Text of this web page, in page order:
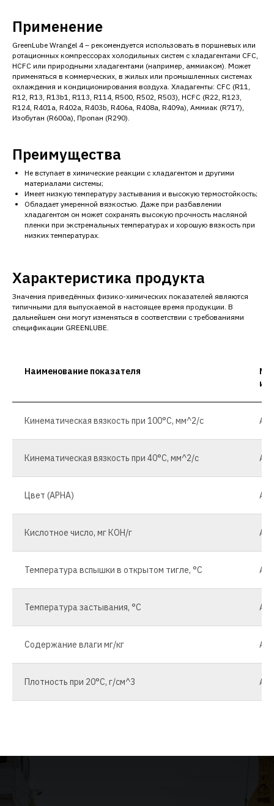
Применение
GreenLube Wrangel 4 – рекомендуется использовать в поршневых или
ротационных компрессорах холодильных систем с хладагентами CFC,
HCFC или природными хладагентами (например, аммиаком). Может
применяться в коммерческих, в жилых или промышленных системах
охлаждения и кондиционирования воздуха. Хладагенты: CFC (R11,
R12, R13, R13b1, R113, R114, R500, R502, R503), HCFC (R22, R123,
R124, R401a, R402a, R403b, R406a, R408a, R409a), Аммиак (R717),
Изобутан (R600a), Пропан (R290).
Преимущества
Не вступает в химические реакции с хладагентом и другими
материалами системы;
Имеет низкую температуру застывания и высокую термостойкость;
Обладает умеренной вязкостью. Даже при разбавлении
хладагентом он может сохранять высокую прочность масляной
пленки при экстремальных температурах и хорошую вязкость при
низких температурах.
Характеристика продукта
Значения приведённых физико-химических показателей являются
типичными для выпускаемой в настоящее время продукции. В
дальнейшем они могут изменяться в соответствии с требованиями
спецификации GREENLUBE.
Наименование показателя
Кинематическая вязкость при 100°С, мм^2/с
Кинематическая вязкость при 40°С, мм^2/с
Цвет (APHA)
Кислотное число, мг КОН/г
Температура вспышки в открытом тигле, °С
Температура застывания, °С
Содержание влаги мг/кг
Плотность при 20°С, г/см^3